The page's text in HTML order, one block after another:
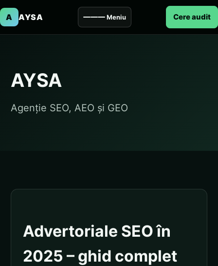
A AYSA Meniu Cere audit
AYSA
Agenție SEO, AEO și GEO
Advertoriale SEO în
2025 – ghid complet